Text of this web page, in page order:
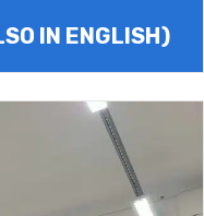
IN ENGLISH)